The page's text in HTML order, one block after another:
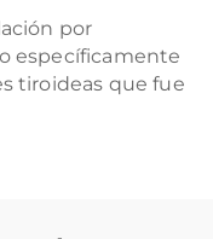
por
específicamente
tiroideas que fue